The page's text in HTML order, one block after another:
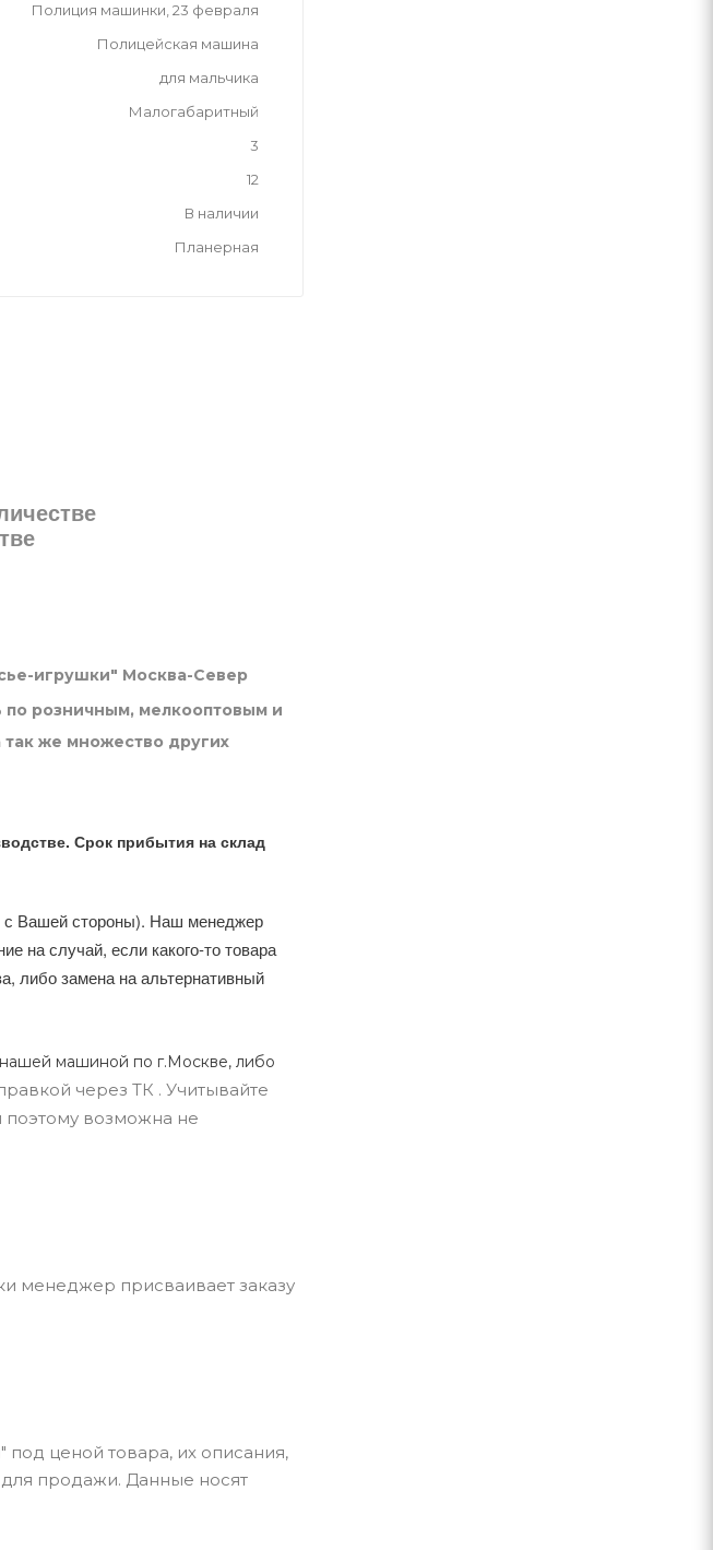
Полиция машинки, 23 февраля
Полицейская машина
для мальчика
Малогабаритный
3
12
В наличии
Планерная
игрушки" Москва-Север
по розничным, мелкооптовым и
так же множество других
Срок прибытия на склад
Вашей стороны). Наш менеджер
на случай, если какого-то товара
либо замена на альтернативный
машиной по г.Москве, либо
через ТК . Учитывайте
поэтому возможна не
менеджер присваивает заказу
ценой товара, их описания,
продажи. Данные носят